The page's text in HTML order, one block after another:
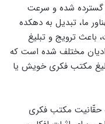
گسترده شده و سرعت
ما، تبدیل به دهکده
باعث ترویج و تبلیغ
ادیان مختلف شده است که
مکتب فکری خویش یا
حقّانیت مکتب فکری